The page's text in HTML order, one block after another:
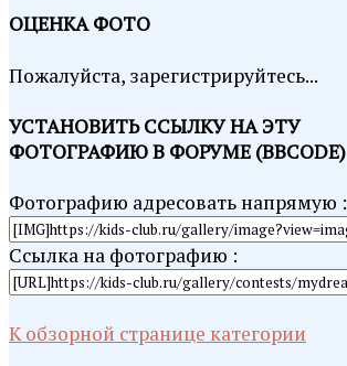
ОЦЕНКА ФОТО
Пожалуйста, зарегистрируйтесь...
УСТАНОВИТЬ ССЫЛКУ НА ЭТУ
ФОТОГРАФИЮ В ФОРУМЕ (BBCODE)
Фотографию адресовать напрямую :
Ссылка на фотографию :
К обзорной странице категории